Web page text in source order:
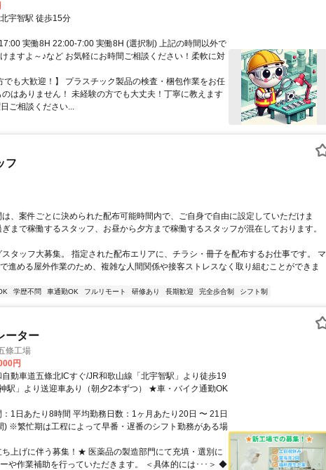
山線 北宇智駅 徒歩15分
実働8H 22:00-7:00 実働8H (選択制) 上記の時間以外で
ますよ～♪など お気軽にお時間ご相談ください！柔軟に対
でも大歓迎！】 プラスチック製品の検査・梱包作業をお任
はありません！ 未経験の方でも大丈夫！丁寧に教えます
ご相談ください...
フ
、案件ごとに決められた配布可能時間内で、ご自身で自由に設定していただけま
まで稼働するスタッフ、お昼から夕方まで稼働するスタッフが混在しております。
タッフ大募集。 指定された配布エリアに、チラシ・冊子を配布するお仕事です。 マ
進める屋外作業のため、複雑な人間関係や接客ストレスなく取り組むことができま
学歴不問 車通勤OK フルリモート 研修あり 長期歓迎 完全歩合制 シフト制
ーター
條工場
円
動車道五條北ICすぐ/JR和歌山線「北宇智駅」より徒歩19
駅」より送迎車あり（朝夕2本ずつ） ★車・バイク通勤OK
1日あたり8時間 平均勤務日数：1ヶ月あたり20日 〜 21日
) ※繁忙期は工程によって早番・遅番のシフト勤務がある場
上げに伴う募集！★ 医薬品の製造部門にて充填・選別に
や作業補助を行っていただきます。 ＜具体的には･･･＞ ◆